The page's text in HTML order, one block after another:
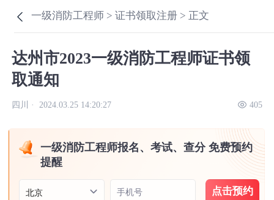
一级消防工程师 >证书领取注册 > 正文
达州市2023一级消防工程师证书领
取通知
四川 · 2024.03.25 14:20:27 405
一级消防工程师报名、考试、查分 免费预约
提醒
北京 手机号 点击预约